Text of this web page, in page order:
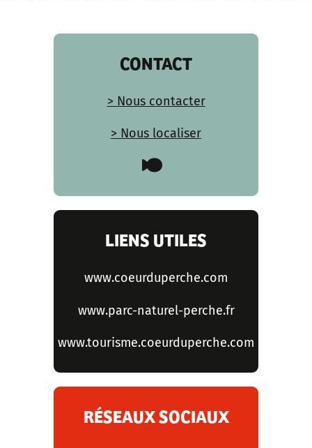
CONTACT
> Nous contacter
> Nous localiser
LIENS UTILES
www.coeurduperche.com
www.parc-naturel-perche.fr
www.tourisme.coeurduperche.com
RÉSEAUX SOCIAUX